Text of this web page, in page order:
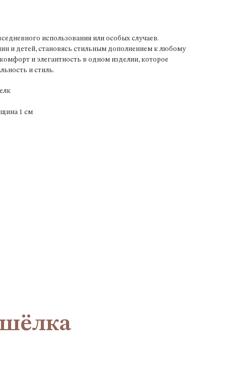
использования или особых случаев.
и детей, становясь стильным дополнением к любому
и элегантность в одном изделии, которое
и стиль.
1 см